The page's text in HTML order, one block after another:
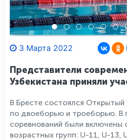
3 Марта 2022
Представители
Узбекистана приняли
В Бресте состоялся Открытый
по двоеборью и троеборью. В
соревнований были включены
возрастных групп: U-11, U-13,